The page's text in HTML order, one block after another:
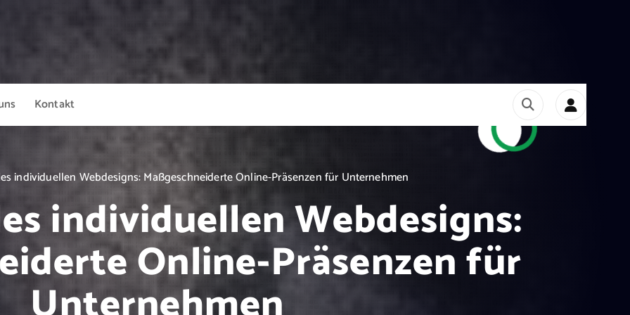
Kontakt
individuellen Webdesigns: Maßgeschneiderte Online-Präsenzen für Unternehmen
individuellen Webdesigns:
Online-Präsenzen für